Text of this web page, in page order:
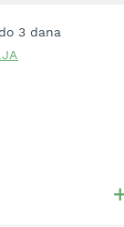
3 dana